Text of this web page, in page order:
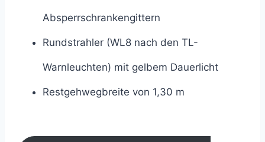
Absperrschrankengittern
Rundstrahler (WL8 nach den TL-
Warnleuchten) mit gelbem Dauerlicht
Restgehwegbreite von 1,30 m